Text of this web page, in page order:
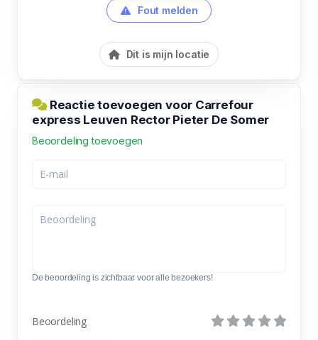
Fout melden
Dit is mijn locatie
Reactie toevoegen voor Carrefour
express Leuven Rector Pieter De Somer
Beoordeling toevoegen
De beoordeling is zichtbaar voor alle bezoekers!
Beoordeling